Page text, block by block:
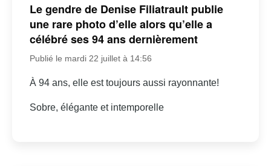
Le gendre de Denise Filiatrault publie
une rare photo d’elle alors qu’elle a
célébré ses 94 ans dernièrement
Publié le mardi 22 juillet à 14:56
À 94 ans, elle est toujours aussi rayonnante!
Sobre, élégante et intemporelle